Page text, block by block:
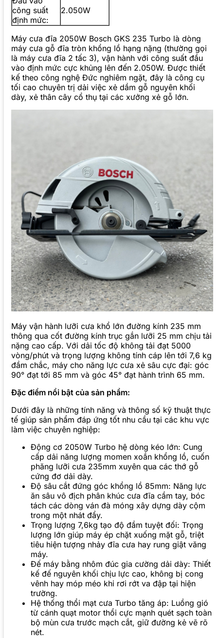
công suất
định mức:
2.050W
Máy cưa đĩa 2050W Bosch GKS 235 Turbo là dòng
máy cưa gỗ đĩa tròn khổng lồ hạng nặng (thường gọi
là máy cưa đĩa 2 tấc 3), vận hành với công suất đầu
vào định mức cực khủng lên đến 2.050W. Được thiết
kế theo công nghệ Đức nghiêm ngặt, đây là công cụ
tối cao chuyên trị dải việc xẻ dầm gỗ nguyên khối
dày, xẻ thân cây cổ thụ tại các xưởng xẻ gỗ lớn.
Máy vận hành lưỡi cưa khổ lớn đường kính 235 mm
thông qua cốt đường kính trục gắn lưỡi 25 mm chịu tải
nặng cao cấp. Với dải tốc độ không tải đạt 5000
vòng/phút và trọng lượng không tính cáp lên tới 7,6 kg
đầm chắc, máy cho năng lực cưa xẻ sâu cực đại: góc
90° đạt tới 85 mm và góc 45° đạt hành trình 65 mm.
Đặc điểm nổi bật của sản phẩm:
Dưới đây là những tính năng và thông số kỹ thuật thực
tế giúp sản phẩm đáp ứng tốt nhu cầu tại các khu vực
làm việc chuyên nghiệp:
Động cơ 2050W Turbo hệ dòng kéo lớn: Cung
cấp dải năng lượng momen xoắn khổng lồ, cuốn
phăng lưỡi cưa 235mm xuyên qua các thớ gỗ
cứng đơ dải dày.
Độ sâu cắt đứng góc khổng lồ 85mm: Năng lực
ăn sâu vô địch phân khúc cưa đĩa cầm tay, bóc
tách các dòng ván đà móng xây dựng dày cộm
trong một nhát đẩy.
Trọng lượng 7,6kg tạo độ đầm tuyệt đối: Trọng
lượng lớn giúp máy ép chặt xuống mặt gỗ, triệt
tiêu hiện tượng nhảy đĩa cưa hay rung giật văng
máy.
Đế máy bằng nhôm đúc gia cường dải dày: Thiết
kế đế nguyên khối chịu lực cao, không bị cong
vênh hay móp méo khi rơi rớt va đập tại hiện
trường.
Hệ thống thổi mạt cưa Turbo tăng áp: Luồng gió
từ cánh quạt motor thổi cực mạnh quét sạch toàn
bộ mùn cưa trước mạch cắt, giữ đường kẻ vẽ rõ
nét.